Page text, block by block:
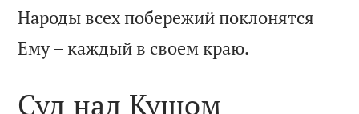
Народы всех побережий поклонятся
Ему – каждый в своем краю.
Суд над Кушом